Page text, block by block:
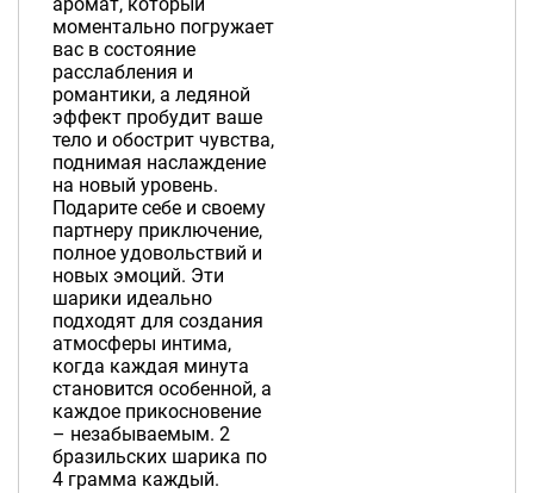
аромат, который
моментально погружает
вас в состояние
расслабления и
романтики, а ледяной
эффект пробудит ваше
тело и обострит чувства,
поднимая наслаждение
на новый уровень.
Подарите себе и своему
партнеру приключение,
полное удовольствий и
новых эмоций. Эти
шарики идеально
подходят для создания
атмосферы интима,
когда каждая минута
становится особенной, а
каждое прикосновение
– незабываемым. 2
бразильских шарика по
4 грамма каждый.